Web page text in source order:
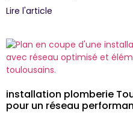
Lire l'article
installation plomberie
pour un réseau